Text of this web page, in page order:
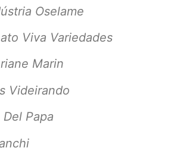
Oselame
Viva Variedades
Marin
Videirando
Papa